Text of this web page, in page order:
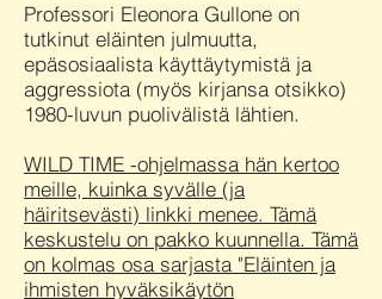
Professori Eleonora Gullone on
tutkinut eläinten julmuutta,
epäsosiaalista käyttäytymistä ja
aggressiota (myös kirjansa otsikko)
1980-luvun puolivälistä lähtien.
WILD TIME -ohjelmassa hän kertoo
meille, kuinka syvälle (ja
häiritsevästi) linkki menee. Tämä
keskustelu on pakko kuunnella. Tämä
on kolmas osa sarjasta "Eläinten ja
ihmisten hyväksikäytön